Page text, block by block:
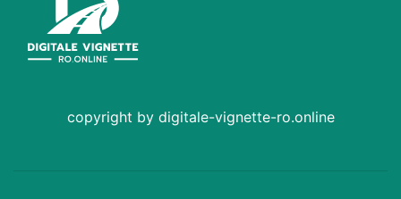
copyright by digitale-vignette-ro.online